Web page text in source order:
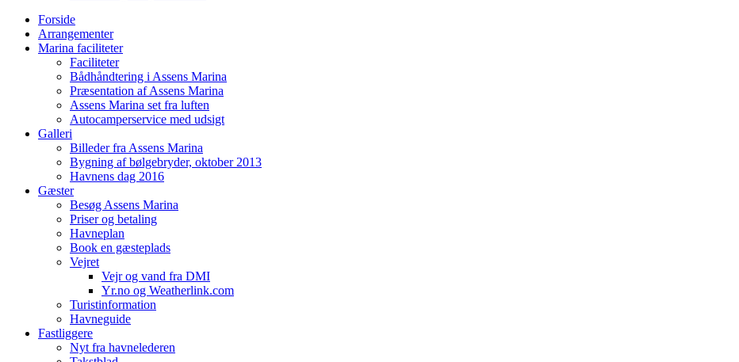
Forside
Arrangementer
Marina faciliteter
Faciliteter
Bådhåndtering i Assens Marina
Præsentation af Assens Marina
Assens Marina set fra luften
Autocamperservice med udsigt
Galleri
Billeder fra Assens Marina
Bygning af bølgebryder, oktober 2013
Havnens dag 2016
Gæster
Besøg Assens Marina
Priser og betaling
Havneplan
Book en gæsteplads
Vejret
Vejr og vand fra DMI
Yr.no og Weatherlink.com
Turistinformation
Havneguide
Fastliggere
Nyt fra havnelederen